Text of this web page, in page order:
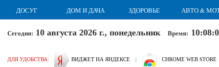
ДОСУГ ДОМ И ДАЧА ЗДОРОВЬЕ АВТО &
Сегодня: 10 августа 2026 г., понедельник Время:
ДЛЯ УДОБСТВА: ВИДЖЕТ НА ЯНДЕКСЕ | CHROME WEB STORE